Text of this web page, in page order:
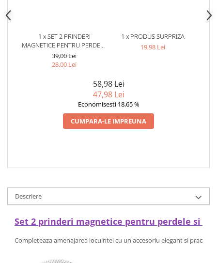
1 x SET 2 PRINDERI
MAGNETICE PENTRU PERDELE
SI DRAPERII, SNUR TEXTIL
IMPLETIT, 44 CM, GRI
DECORATIV MODERN
39,00 Lei
28,00 Lei
1 x PRODUS SURPRIZA
19,98 Lei
58,98 Lei
47,98 Lei
Economisesti 18,65 %
CUMPARA-LE IMPREUNA
Descriere
Set 2 prinderi magnetice pentru perdele si
Completeaza amenajarea locuintei cu un accesoriu elegant si